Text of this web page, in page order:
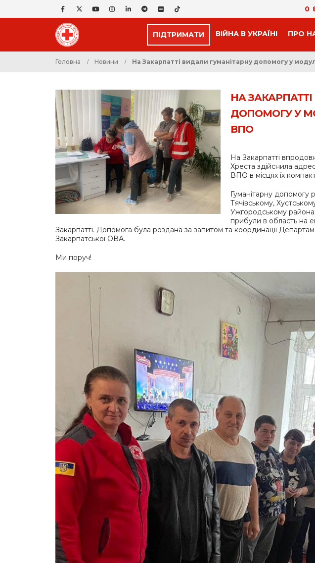
0
ПІДТРИМАТИ ВІЙНА В УКРАЇНІ ПРО
Головна Новини На Закарпатті видали гуманітарну допомогу у
НА
ДОПОМОГУ У
ВПО
На Закарпатті
Хреста здійснила
ВПО в місцях їх
Гуманітарну допомогу
Тячівському,
Ужгородському
прибули в область на
Закарпатті. Допомога була роздана за запитом та координації
Закарпатської ОВА.
Ми поруч!